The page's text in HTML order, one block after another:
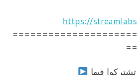
https://
تشتركوا فيها